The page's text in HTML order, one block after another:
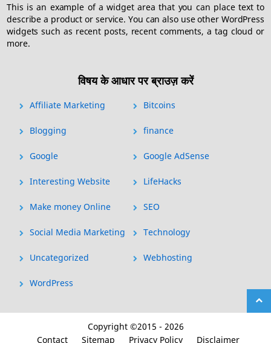
This is an example of a widget area that you can place text to
describe a product or service. You can also use other WordPress
widgets such as recent posts, recent comments, a tag cloud or
more.
विषय के आधार पर ब्राउज़ करें
Affiliate Marketing Bitcoins
Blogging finance
Google Google AdSense
Interesting Website LifeHacks
Make money Online SEO
Social Media Marketing Technology
Uncategorized Webhosting
WordPress
Copyright ©2015 - 2026
Contact
Sitemap Privacy Policy Disclaimer